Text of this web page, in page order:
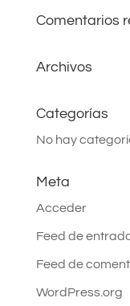
Comentarios
Archivos
Categorías
No hay
Meta
Acceder
Feed de
Feed de
WordPress.org